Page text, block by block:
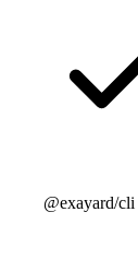
@exayard/cli